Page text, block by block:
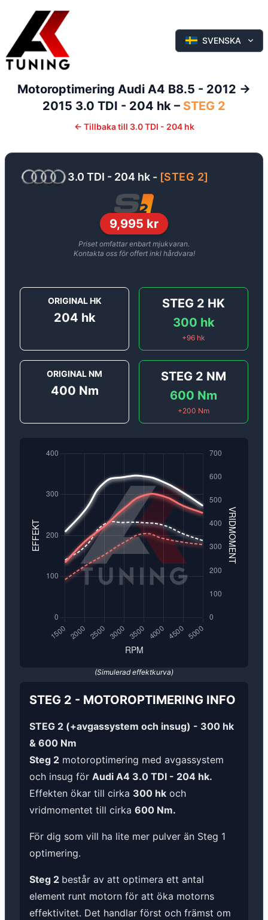
SVENSKA
Motoroptimering Audi A4 B8.5 - 2012 ->
2015 3.0 TDI - 204 hk – STEG 2
← Tillbaka till 3.0 TDI - 204 hk
3.0 TDI - 204 hk - [STEG 2]
9,995 kr
Priset omfattar enbart mjukvaran.
Kontakta oss för offert inkl hårdvara!
ORIGINAL HK
204 hk
STEG 2 HK
300 hk
+96 hk
ORIGINAL NM
400 Nm
STEG 2 NM
600 Nm
+200 Nm
(Simulerad effektkurva)
STEG 2 - MOTOROPTIMERING INFO
STEG 2 (+avgassystem och insug) - 300 hk
& 600 Nm
Steg 2 motoroptimering med avgassystem
och insug för Audi A4 3.0 TDI - 204 hk.
Effekten ökar till cirka 300 hk och
vridmomentet till cirka 600 Nm.
För dig som vill ha lite mer pulver än Steg 1
optimering.
Steg 2 består av att optimera ett antal
element runt motorn för att öka motorns
effektivitet. Det handlar först och främst om